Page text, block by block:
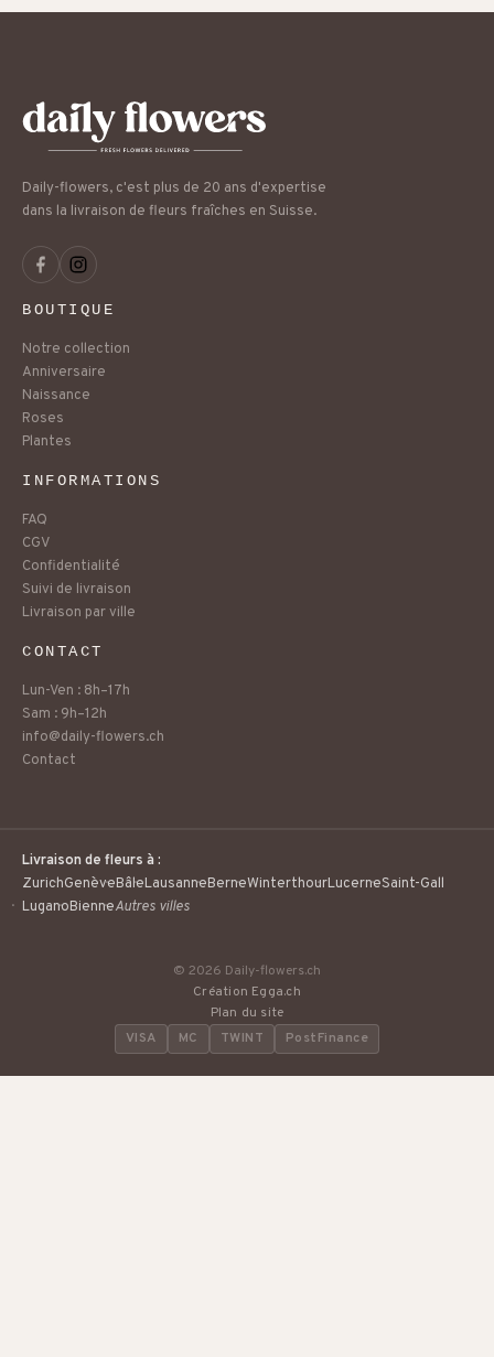
Daily-flowers, c'est plus de 20 ans d'expertise
dans la livraison de fleurs fraîches en Suisse.
BOUTIQUE
Notre collection
Anniversaire
Naissance
Roses
Plantes
INFORMATIONS
FAQ
CGV
Confidentialité
Suivi de livraison
Livraison par ville
CONTACT
Lun-Ven : 8h–17h
Sam : 9h–12h
info@daily-flowers.ch
Contact
Livraison de fleurs à :
ZurichGenèveBâleLausanneBerneWinterthourLucerneSaint-Gall
LuganoBienneAutres villes
© 2026 Daily-flowers.ch
Création Egga.ch
Plan du site
VISA
MC TWINT PostFinance